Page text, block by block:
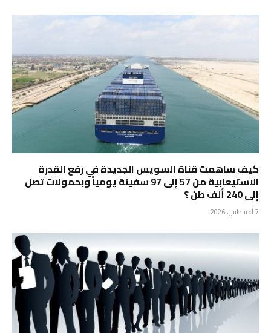
كيف ساهمت قناة السويس الجديدة في رفع القدرة
الاستيعابية من 57 إلى 97 سفينة يومياً وبحمولات تصل
إلى 240 ألف طن ؟
7 أغسطس، 2026